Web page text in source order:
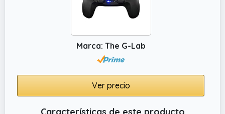
direcciones. El mando perfecto para
jugadores de PC amantes de los juegos de
lucha y títulos retro.
✔️ Botones de pulsación silenciosa –
Estructura de botones completamente
para un funcionamiento ultra silencioso. Ideal
para jugar de noche en tu configuración de
mando de PC sin molestar a familiares,
Marca: The G-Lab
Ver precio
Características de este producto